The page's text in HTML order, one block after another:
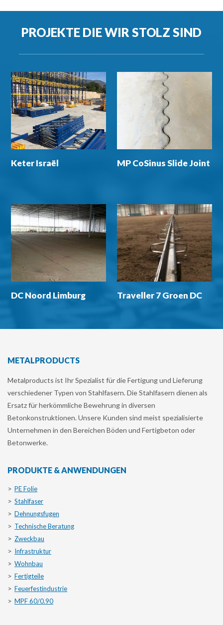
PROJEKTE DIE WIR STOLZ SIND
Keter Israël MP CoSinus Slide Joint
DC Noord Limburg Traveller 7 Groen DC
METALPRODUCTS
Metalproducts ist Ihr Spezialist für die Fertigung und Lieferung
verschiedener Typen von Stahlfasern. Die Stahlfasern dienen als
Ersatz für herkömmliche Bewehrung in diversen
Betonkonstruktionen. Unsere Kunden sind meist spezialisierte
Unternehmen in den Bereichen Böden und Fertigbeton oder
Betonwerke.
PRODUKTE & ANWENDUNGEN
PE Folie
Stahlfaser
Dehnungsfugen
Technische Beratung
Zweckbau
Infrastruktur
Wohnbau
Fertigteile
Feuerfestindustrie
MPF 60/0.90